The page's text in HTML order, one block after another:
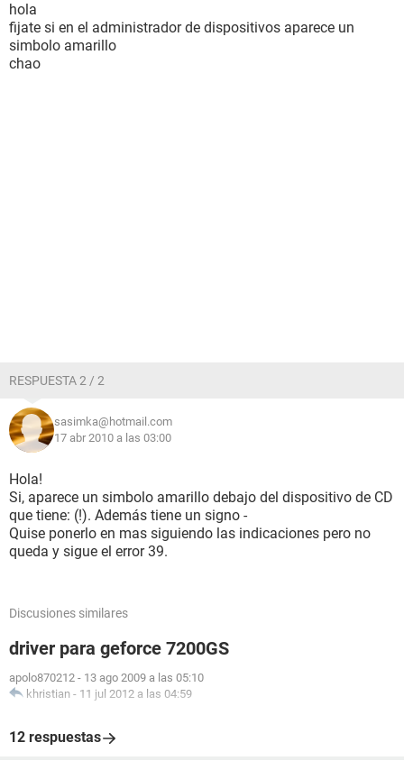
hola
fijate si en el administrador de dispositivos aparece un
simbolo amarillo
chao
RESPUESTA 2 / 2
sasimka@hotmail.com
17 abr 2010 a las 03:00
Hola!
Si, aparece un simbolo amarillo debajo del dispositivo de CD
que tiene: (!). Además tiene un signo -
Quise ponerlo en mas siguiendo las indicaciones pero no
queda y sigue el error 39.
Discusiones similares
driver para geforce 7200GS
apolo870212 - 13 ago 2009 a las 05:10
khristian - 11 jul 2012 a las 04:59
12 respuestas